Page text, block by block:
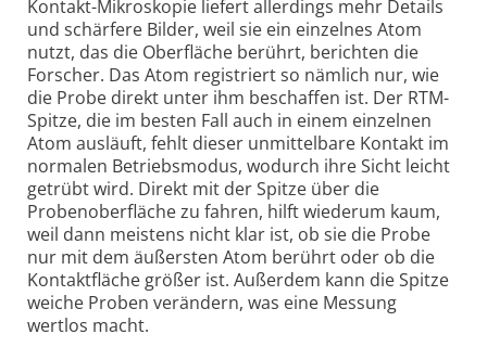
Kontakt-Mikroskopie liefert allerdings mehr Details
und schärfere Bilder, weil sie ein einzelnes Atom
nutzt, das die Oberfläche berührt, berichten die
Forscher. Das Atom registriert so nämlich nur, wie
die Probe direkt unter ihm beschaffen ist. Der RTM-
Spitze, die im besten Fall auch in einem einzelnen
Atom ausläuft, fehlt dieser unmittelbare Kontakt im
normalen Betriebsmodus, wodurch ihre Sicht leicht
getrübt wird. Direkt mit der Spitze über die
Probenoberfläche zu fahren, hilft wiederum kaum,
weil dann meistens nicht klar ist, ob sie die Probe
nur mit dem äußersten Atom berührt oder ob die
Kontaktfläche größer ist. Außerdem kann die Spitze
weiche Proben verändern, was eine Messung
wertlos macht.